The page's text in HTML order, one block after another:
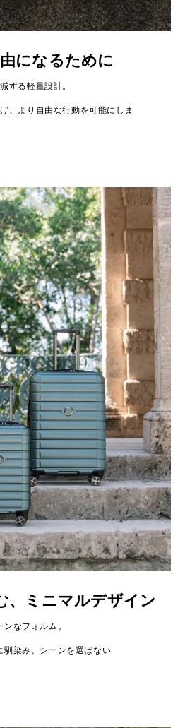
になるために
する軽量設計。
、より自由な行動を可能にしま
、ミニマルデザイン
なフォルム。
馴染み、シーンを選ばない